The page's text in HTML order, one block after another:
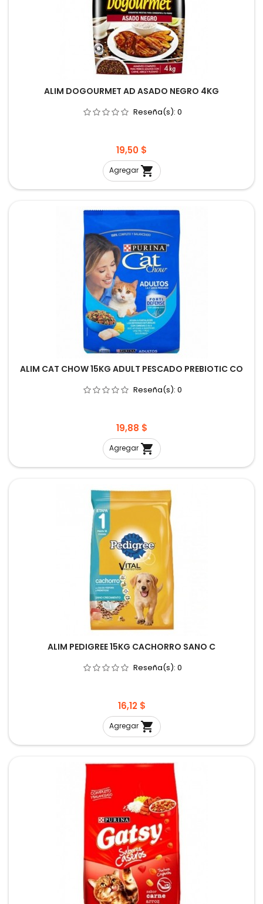
ALIM DOGOURMET AD ASADO NEGRO 4KG
Reseña(s): 0
Precio
19,50 $
Agregar 
ALIM CAT CHOW 15KG ADULT PESCADO PREBIOTIC CO
Reseña(s): 0
Precio
19,88 $
Agregar 
ALIM PEDIGREE 15KG CACHORRO SANO C
Reseña(s): 0
Precio
16,12 $
Agregar 